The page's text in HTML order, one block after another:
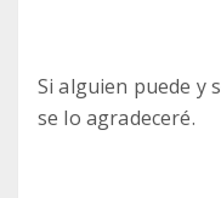
Si alguien puede y
se lo agradeceré.